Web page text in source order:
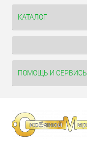
КАТАЛОГ
ПОМОЩЬ И СЕРВИСЫ